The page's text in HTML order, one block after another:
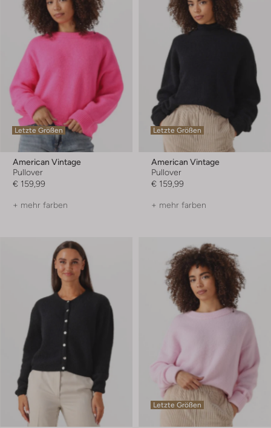
Letzte Größen
American Vintage
Pullover
€ 159,99
+ mehr farben
Letzte Größen
American Vintage
Pullover
€ 159,99
+ mehr farben
Letzte Größen